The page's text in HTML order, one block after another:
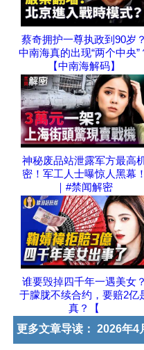
蔡奇拥护一尊执政到90岁？
中南海真的出现“两个中央”
【中南海解码】
神秘废品站泄露军方最高
密！军工人士曝惊人黑幕！
｜#禁闻解密
谁要毁掉四千年一遇美女？
于朦胧不续合约，要赔2亿
真？【
更多文章导读： 2026年4